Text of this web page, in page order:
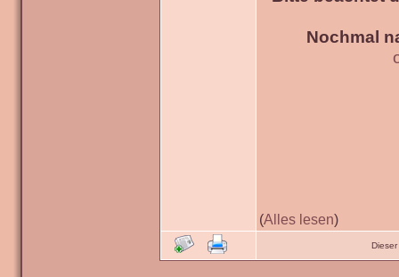
Nochmal
(Alles lesen)